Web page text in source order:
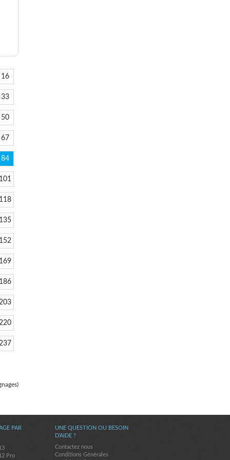
16
33
50
67
84
UNE QUESTION OU BESOIN
D'AIDE ?
Contactez nous
Conditions Générales
PAR
Pro